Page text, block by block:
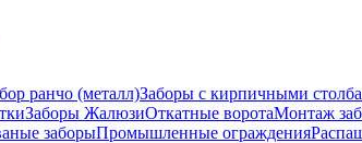
ранчо (металл)Заборы с кирпичными
Заборы ЖалюзиОткатные воротаМонтаж
заборыПромышленные ограждения